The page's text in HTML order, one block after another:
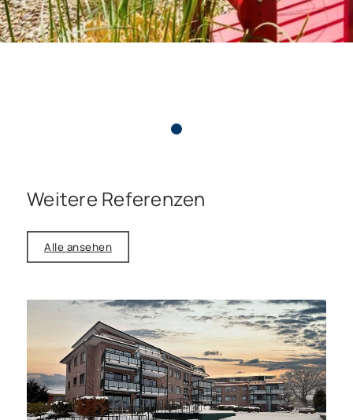
Weitere Referenzen
Alle ansehen